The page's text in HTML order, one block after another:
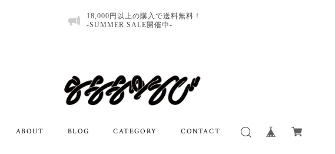
18,000円以上の購入で送料無料！
-SUMMER SALE開催中-
ABOUT BLOG CATEGORY CONTACT